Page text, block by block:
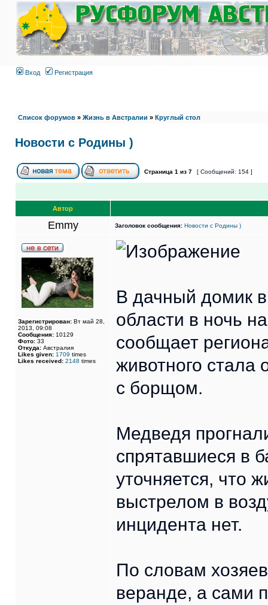
Вход Регистрация
Список форумов » Жизнь в Австралии » Круглый стол
Новости с Родины )
Страница 1 из 7 [ Сообщений: 154 ]
Автор
Emmy Заголовок сообщения: Новости с Родины )
Зарегистрирован: Вт май 28,
2013, 09:08
Сообщения: 10129
Фото: 33
Откуда: Австралия
Likes given: 1709 times
Likes received: 2148 times
В дачный домик
области в ночь
сообщает
животного стала
с борщом.
Медведя
спрятавшиеся в
уточняется, что
выстрелом в
инцидента нет.
По словам
веранде, а сами